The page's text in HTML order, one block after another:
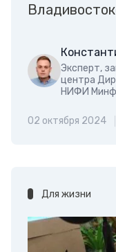
Эксперт,
центра
НИФИ
02 октября 2024
Для жизни